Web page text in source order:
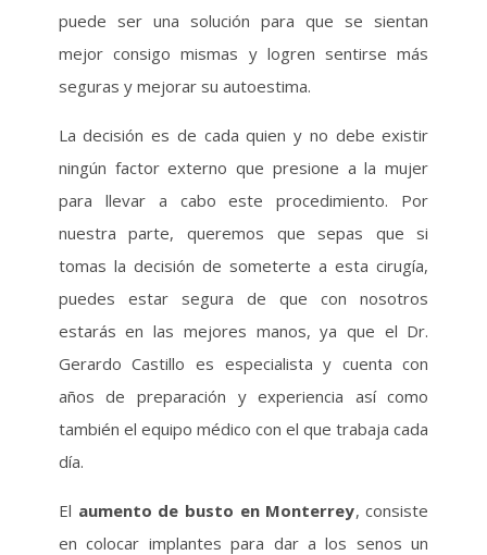
puede ser una solución para que se sientan
mejor consigo mismas y logren sentirse más
seguras y mejorar su autoestima.
La decisión es de cada quien y no debe existir
ningún factor externo que presione a la mujer
para llevar a cabo este procedimiento. Por
nuestra parte, queremos que sepas que si
tomas la decisión de someterte a esta cirugía,
puedes estar segura de que con nosotros
estarás en las mejores manos, ya que el Dr.
Gerardo Castillo es especialista y cuenta con
años de preparación y experiencia así como
también el equipo médico con el que trabaja cada
día.
El aumento de busto en Monterrey, consiste
en colocar implantes para dar a los senos un